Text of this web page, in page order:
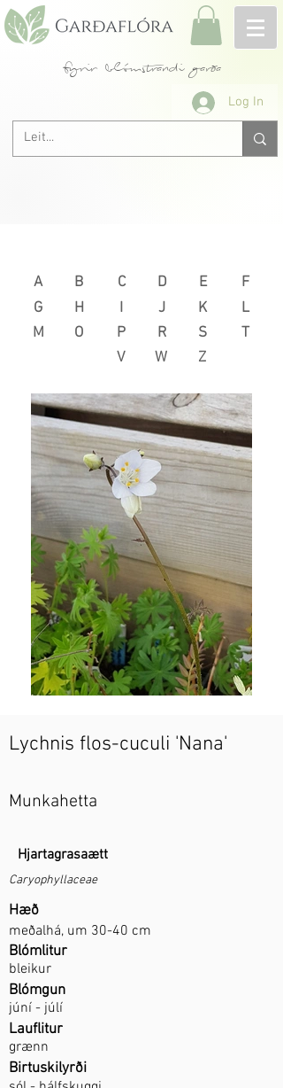
fyrir blómstrandi garða
Log In
A
G
M
B
H
O
C D
E
I
J
K
P
R
S
V
W Z
F
L
T
Lychnis flos-cuculi 'Nana'
Munkahetta
Hjartagrasaætt
Caryophyllaceae
Hæð
meðalhá, um 30-40 cm
Blómlitur
bleikur
Blómgun
júní - júlí
Lauflitur
grænn
Birtuskilyrði